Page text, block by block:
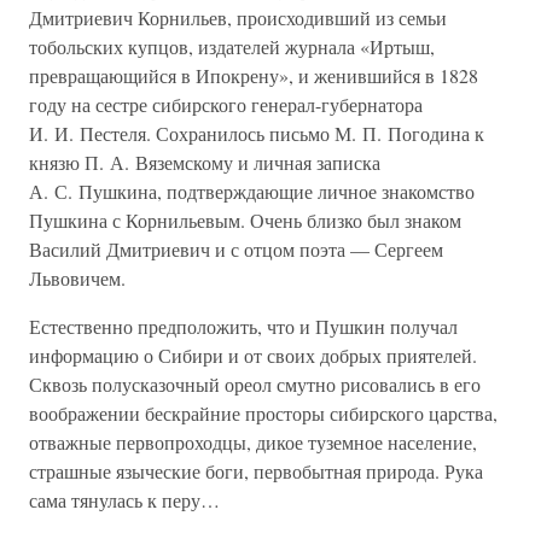
Дмитриевич Корнильев, происходивший из семьи
тобольских купцов, издателей журнала «Иртыш,
превращающийся в Ипокрену», и женившийся в 1828
году на сестре сибирского генерал-губернатора
И. И. Пестеля. Сохранилось письмо М. П. Погодина к
князю П. А. Вяземскому и личная записка
А. С. Пушкина, подтверждающие личное знакомство
Пушкина с Корнильевым. Очень близко был знаком
Василий Дмитриевич и с отцом поэта — Сергеем
Львовичем.
Естественно предположить, что и Пушкин получал
информацию о Сибири и от своих добрых приятелей.
Сквозь полусказочный ореол смутно рисовались в его
воображении бескрайние просторы сибирского царства,
отважные первопроходцы, дикое туземное население,
страшные языческие боги, первобытная природа. Рука
сама тянулась к перу…